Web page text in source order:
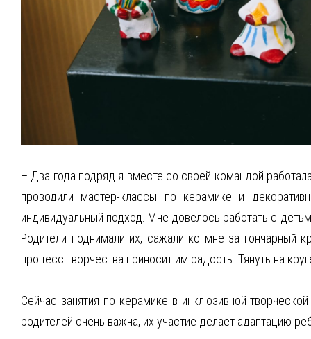
– Два года подряд я вместе со своей командой
проводили мастер-классы по керамике и
индивидуальный подход. Мне довелось работать с
Родители поднимали их, сажали ко мне за гончарный
процесс творчества приносит им радость. Тянуть на
Сейчас занятия по керамике в инклюзивной
родителей очень важна, их участие делает адаптацию